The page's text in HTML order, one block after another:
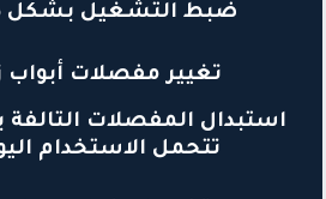
ضبط التشغيل بشكل
تغيير مفصلات أبواب
استبدال المفصلات التالفة
تتحمل الاستخدام